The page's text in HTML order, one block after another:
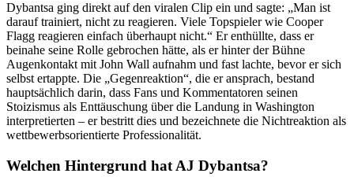
Dybantsa ging direkt auf den viralen Clip ein und sagte: „Man ist
darauf trainiert, nicht zu reagieren. Viele Topspieler wie Cooper
Flagg reagieren einfach überhaupt nicht.“ Er enthüllte, dass er
beinahe seine Rolle gebrochen hätte, als er hinter der Bühne
Augenkontakt mit John Wall aufnahm und fast lachte, bevor er sich
selbst ertappte. Die „Gegenreaktion“, die er ansprach, bestand
hauptsächlich darin, dass Fans und Kommentatoren seinen
Stoizismus als Enttäuschung über die Landung in Washington
interpretierten – er bestritt dies und bezeichnete die Nichtreaktion als
wettbewerbsorientierte Professionalität.
Welchen Hintergrund hat AJ Dybantsa?